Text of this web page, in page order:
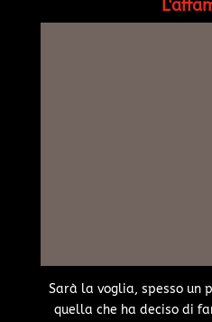
Sarà la voglia, spesso un
quella che ha deciso di